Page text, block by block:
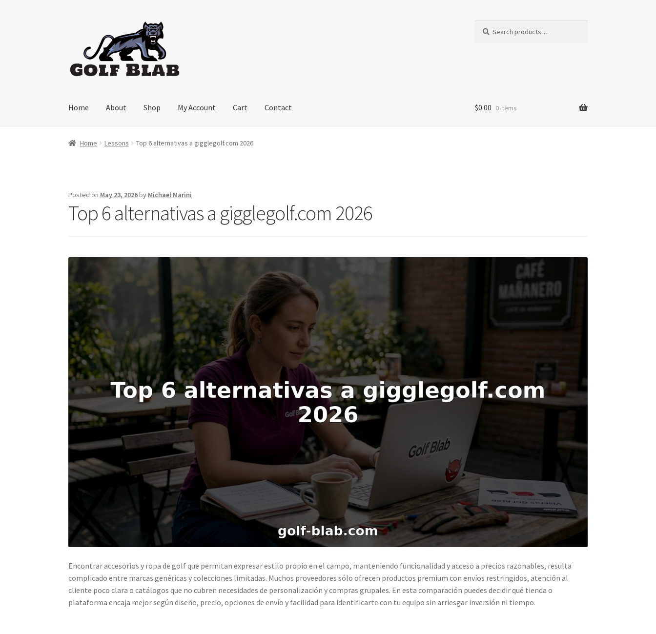
navigation
content
for:
Home About Shop My Account Cart Contact $0.00 0 items
Home Lessons Top 6 alternativas a gigglegolf.com 2026
Posted on May 23, 2026by Michael Marini
Top 6 alternativas a gigglegolf.com 2026
Encontrar accesorios y ropa de golf que permitan expresar estilo propio en el campo, manteniendo funcionalidad y acceso a precios razonables, resulta
complicado entre marcas genéricas y colecciones limitadas. Muchos proveedores sólo ofrecen productos premium con envíos restringidos, atención al
cliente poco clara o catálogos que no cubren necesidades de personalización y compras grupales. En esta comparación puedes decidir qué tienda o
plataforma encaja mejor según diseño, precio, opciones de envío y facilidad para identificarte con tu equipo sin arriesgar inversión ni tiempo.